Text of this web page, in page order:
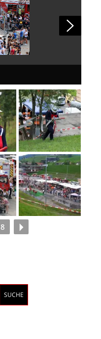
8
SUCHE